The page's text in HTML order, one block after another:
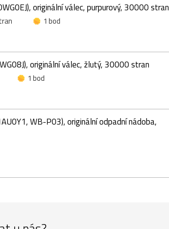
originální válec, purpurový, 30000 stran
1 bod
originální válec, žlutý, 30000 stran
1 bod
WB-P03), originální odpadní nádoba,